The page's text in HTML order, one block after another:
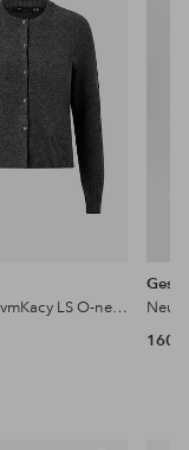
Neuletakki vmKacy LS O-neck
160